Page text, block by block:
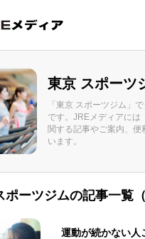
東京 スポーツ
「東京 スポーツジム」
です。JREメディアには
関する記事やご案内、
います。
ポーツジムの記事一覧（
運動が続かない人